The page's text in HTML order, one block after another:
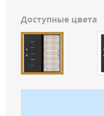
Доступные цвета